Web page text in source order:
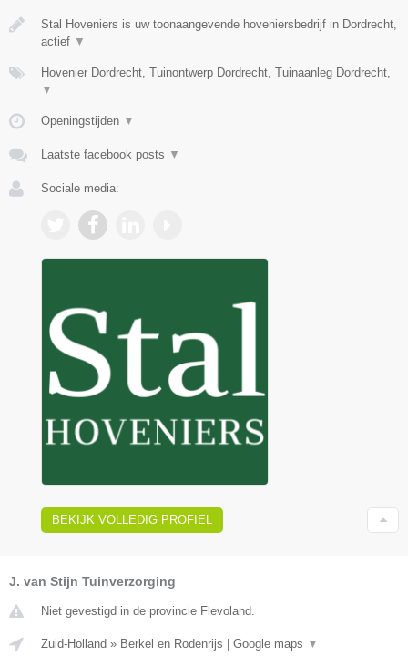
Stal Hoveniers is uw toonaangevende hoveniersbedrijf in Dordrecht,
actief ▼
Hovenier Dordrecht, Tuinontwerp Dordrecht, Tuinaanleg Dordrecht,
▼
Openingstijden ▼
Laatste facebook posts ▼
Sociale media:
BEKIJK VOLLEDIG PROFIEL
J. van Stijn Tuinverzorging
Niet gevestigd in de provincie Flevoland.
Zuid-Holland » Berkel en Rodenrijs Google maps ▼